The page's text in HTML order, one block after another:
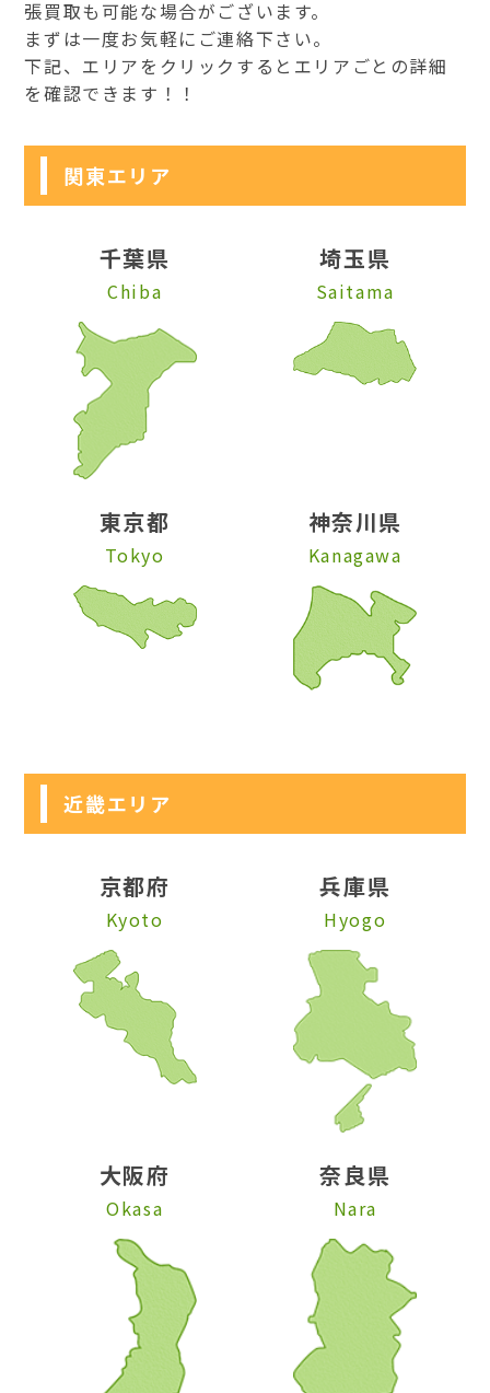
張買取も可能な場合がございます。
まずは一度お気軽にご連絡下さい。
下記、エリアをクリックするとエリアごとの詳細
を確認できます！！
関東エリア
千葉県
Chiba
埼玉県
Saitama
東京都
Tokyo
神奈川県
Kanagawa
近畿エリア
京都府
Kyoto
兵庫県
Hyogo
大阪府
Okasa
奈良県
Nara